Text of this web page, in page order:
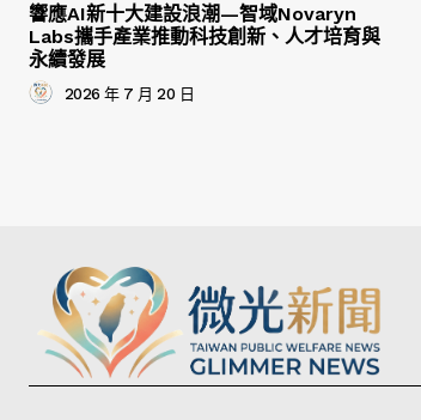
響應AI新十大建設浪潮—智域Novaryn
Labs攜手產業推動科技創新、人才培育與
永續發展
2026 年 7 月 20 日